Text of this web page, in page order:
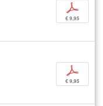
p
€ 9,95
p
€ 9,95